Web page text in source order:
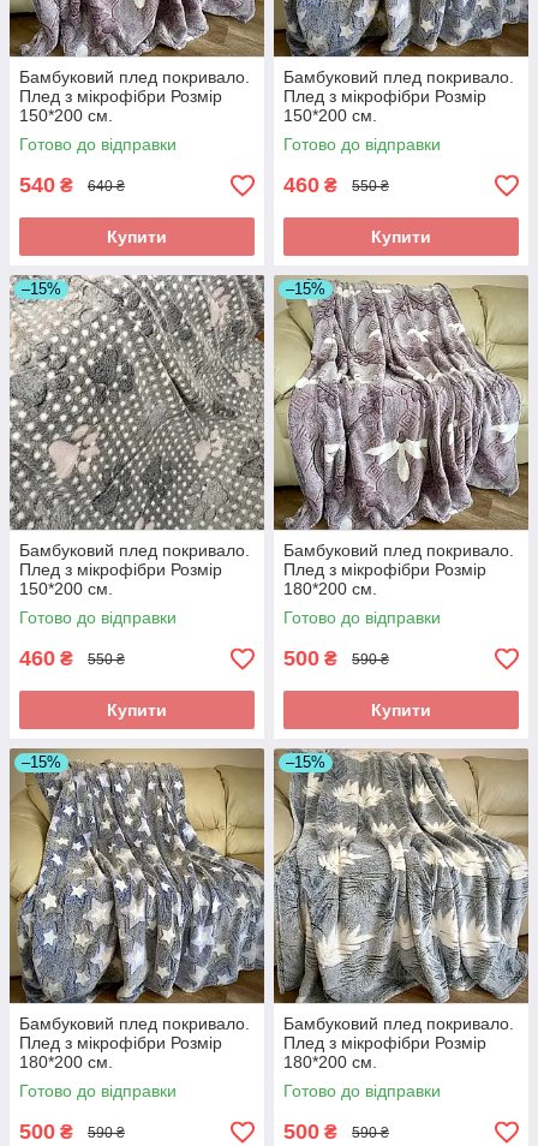
Бамбуковий плед покривало.
Плед з мікрофібри Розмір
150*200 см.
Готово до відправки
540 ₴ 640 ₴
Купити
Бамбуковий плед покривало.
Плед з мікрофібри Розмір
150*200 см.
Готово до відправки
460 ₴ 550 ₴
Купити
–15%
Бамбуковий плед покривало.
Плед з мікрофібри Розмір
150*200 см.
Готово до відправки
460 ₴ 550 ₴
Купити
–15%
Бамбуковий плед покривало.
Плед з мікрофібри Розмір
180*200 см.
Готово до відправки
500 ₴ 590 ₴
Купити
–15%
Бамбуковий плед покривало.
Плед з мікрофібри Розмір
180*200 см.
Готово до відправки
500 ₴ 590 ₴
–15%
Бамбуковий плед покривало.
Плед з мікрофібри Розмір
180*200 см.
Готово до відправки
500 ₴ 590 ₴